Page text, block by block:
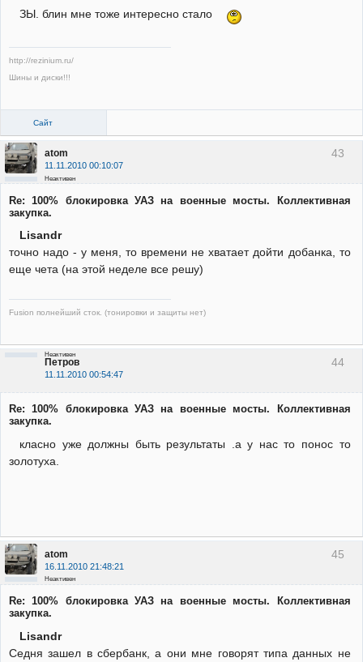
ЗЫ. блин мне тоже интересно стало
http://rezinium.ru/
Шины и диски!!!
Сайт
43
atom
11.11.2010 00:10:07
Неактивен
Re: 100% блокировка УАЗ на военные мосты. Коллективная
закупка.
Lisandr
точно надо - у меня, то времени не хватает дойти добанка, то
еще чета (на этой неделе все решу)
Fusion полнейший сток. (тонировки и защиты нет)
44
Петров
11.11.2010 00:54:47
Неактивен
Re: 100% блокировка УАЗ на военные мосты. Коллективная
закупка.
класно уже должны быть результаты .а у нас то понос то
золотуха.
45
atom
16.11.2010 21:48:21
Неактивен
Re: 100% блокировка УАЗ на военные мосты. Коллективная
закупка.
Lisandr
Седня зашел в сбербанк, а они мне говорят типа данных не